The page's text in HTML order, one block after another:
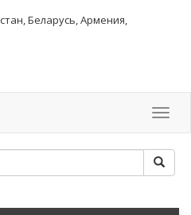
Беларусь, Армения,